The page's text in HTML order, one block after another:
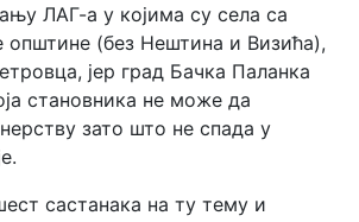
ЛАГ-а у којима су села са
општине (без Нештина и Визића),
јер град Бачка Паланка
становника не може да
зато што не спада у
састанака на ту тему и